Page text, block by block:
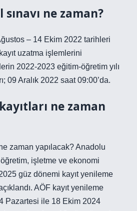
ne zaman?
– 14 Ekim 2022 tarihleri
uzatma işlemlerini
2022-2023 eğitim-öğretim yılı
09 Aralık 2022 saat 09:00’da.
ne zaman
zaman yapılacak? Anadolu
işletme ve ekonomi
güz dönemi kayıt yenileme
AÖF kayıt yenileme
Pazartesi ile 18 Ekim 2024